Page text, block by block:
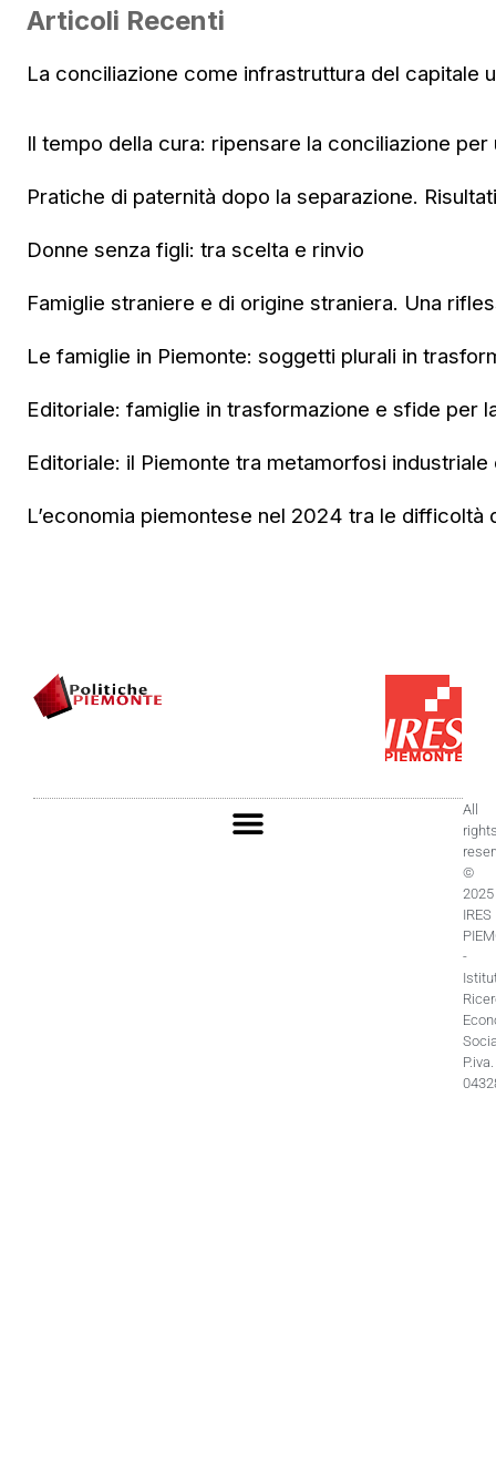
Articoli Recenti
La conciliazione come infrastruttura del capitale
Il tempo della cura: ripensare la conciliazione per
Pratiche di paternità dopo la separazione.
Donne senza figli: tra scelta e rinvio
Famiglie straniere e di origine straniera. Una
Le famiglie in Piemonte: soggetti plurali in
Editoriale: famiglie in trasformazione e sfide per
Editoriale: il Piemonte tra metamorfosi
L’economia piemontese nel 2024 tra le
All
©
2025
IRES
-
P.iva.